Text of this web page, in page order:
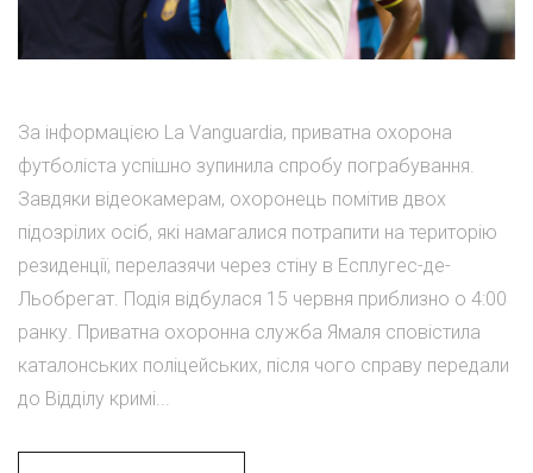
За інформацією La Vanguardia, приватна охорона
футболіста успішно зупинила спробу пограбування.
Завдяки відеокамерам, охоронець помітив двох
підозрілих осіб, які намагалися потрапити на територію
резиденції, перелазячи через стіну в Есплугес-де-
Льобрегат. Подія відбулася 15 червня приблизно о 4:00
ранку. Приватна охоронна служба Ямаля сповістила
каталонських поліцейських, після чого справу передали
до Відділу кримі...